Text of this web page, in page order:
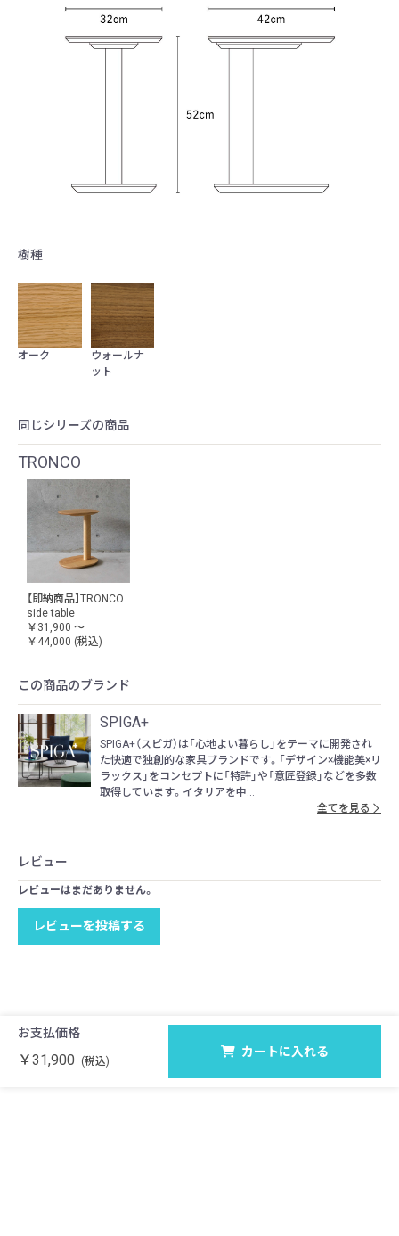
樹種
オーク
ウォールナ
ット
同じシリーズの商品
TRONCO
【即納商品】TRONCO
side table
￥31,900 ～
￥44,000 (税込)
この商品のブランド
SPIGA+
SPIGA+（スピガ）は「心地よい暮らし」をテーマに開発され
た快適で独創的な家具ブランドです。「デザイン×機能美×リ
ラックス」をコンセプトに「特許」や「意匠登録」などを多数
取得しています。イタリアを中...
全てを見る
レビュー
レビューはまだありません。
レビューを投稿する
お支払価格
￥31,900 (税込)
カートに入れる